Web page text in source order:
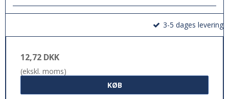
3-5 dages levering
12,72 DKK
(ekskl. moms)
KØB